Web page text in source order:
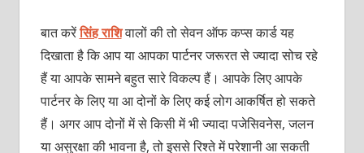
बात करेंसिंह राशिवालोंकी तोसेवन ऑफ कप्स कार्ड यह
दिखाता है कि आप या आपका पार्टनर जरूरत से ज्यादा सोच रहे
हैं या आपके सामने बहुत सारे विकल्प हैं। आपके लिए आपके
पार्टनरके लिए या आ दोनों के लिए कई लोग आकर्षित हो सकते
हैं। अगर आप दोनों में से किसी में भी ज्यादा पजेसिवनेस, जलन
या असुरक्षा की भावना है, तो इससे रिश्ते में परेशानी आ सकती